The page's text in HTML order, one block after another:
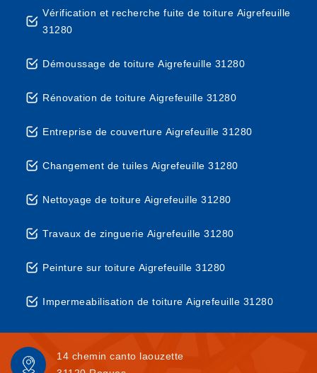
Vérification et recherche fuite de toiture Aigrefeuille
31280
Démoussage de toiture Aigrefeuille 31280
Rénovation de toiture Aigrefeuille 31280
Entreprise de couverture Aigrefeuille 31280
Changement de tuiles Aigrefeuille 31280
Nettoyage de toiture Aigrefeuille 31280
Travaux de zinguerie Aigrefeuille 31280
Peinture sur toiture Aigrefeuille 31280
Impermeabilisation de toiture Aigrefeuille 31280
14 chemin canto laouzette